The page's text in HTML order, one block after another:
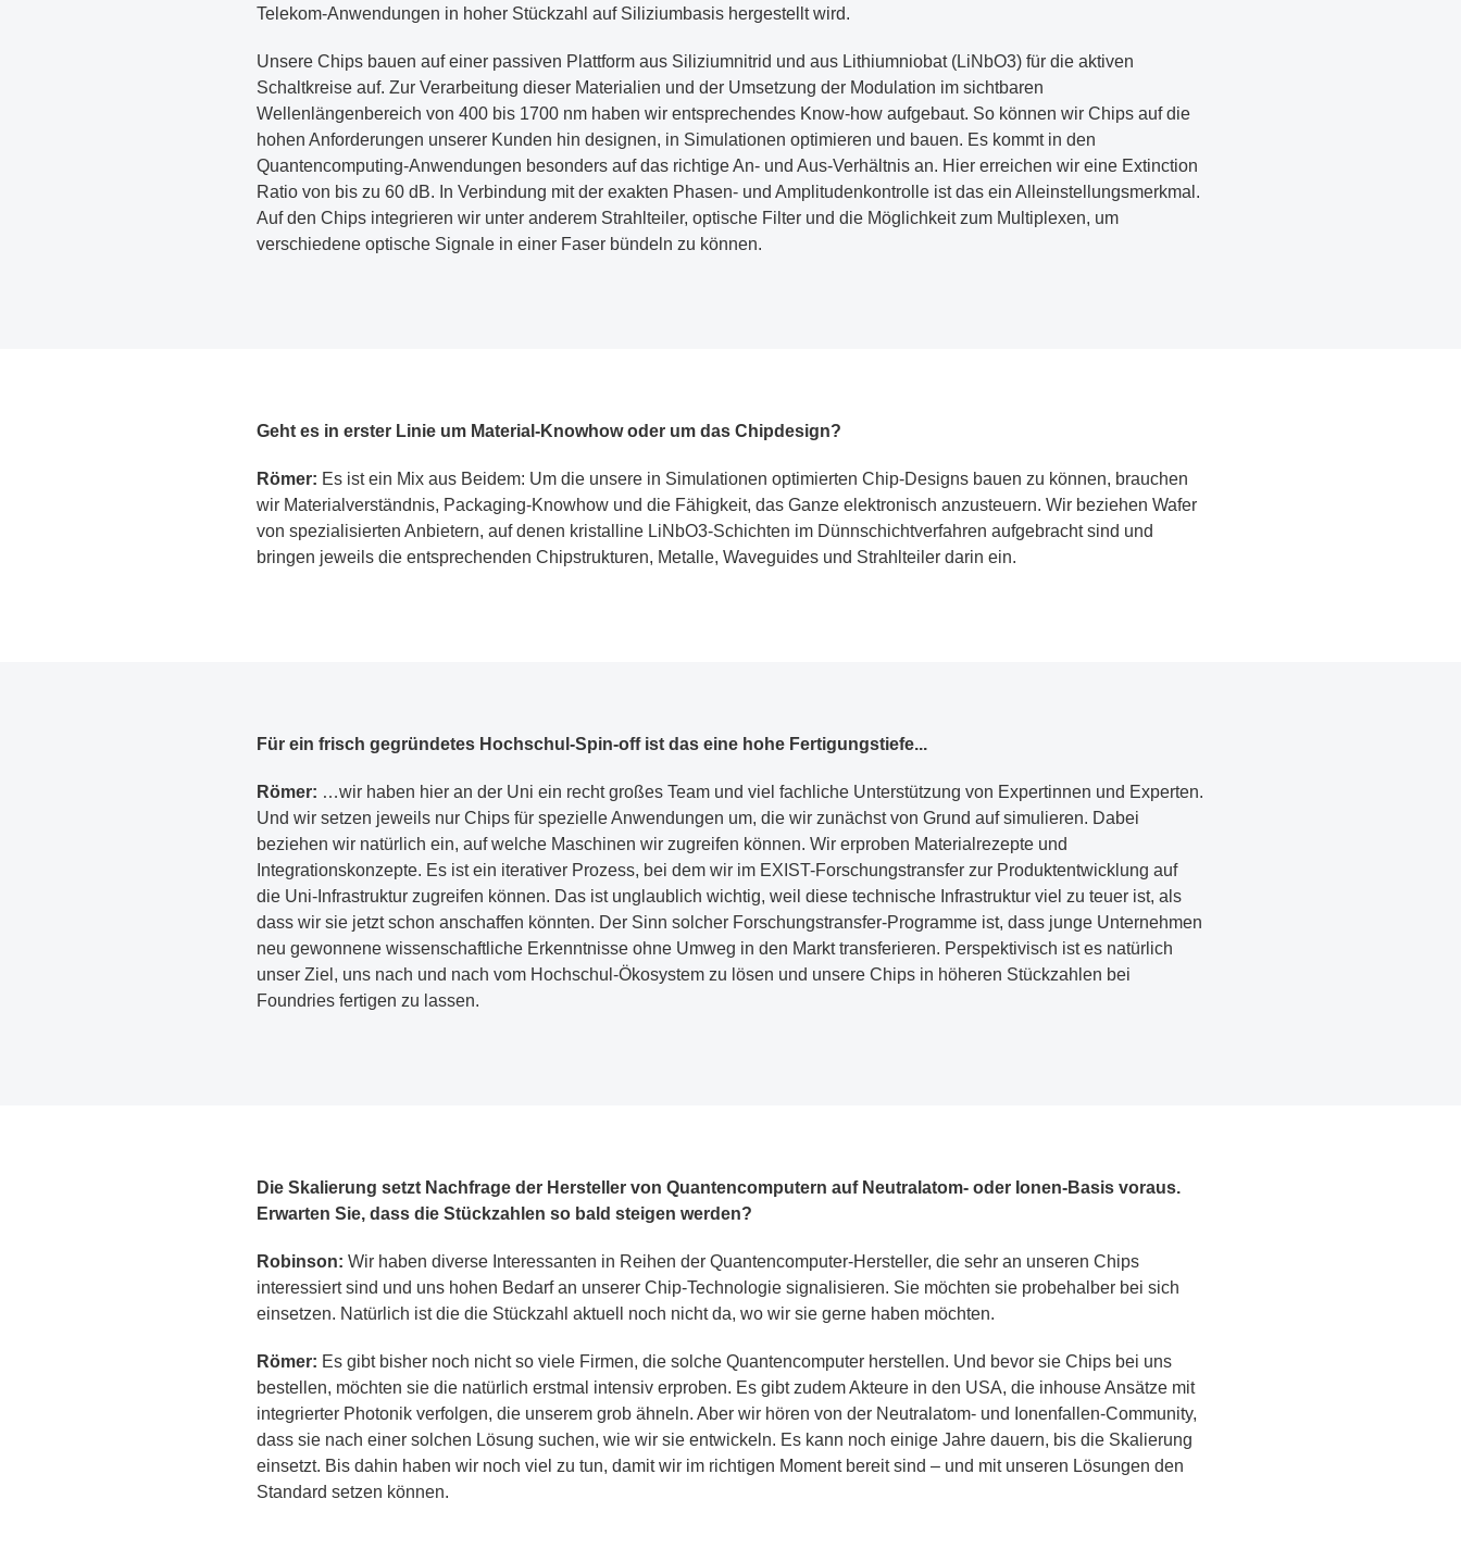
Telekom-Anwendungen in hoher Stückzahl auf Siliziumbasis hergestellt wird.
Unsere Chips bauen auf einer passiven Plattform aus Siliziumnitrid und aus Lithiumniobat (LiNbO3) für die aktiven
Schaltkreise auf. Zur Verarbeitung dieser Materialien und der Umsetzung der Modulation im sichtbaren
Wellenlängenbereich von 400 bis 1700 nm haben wir entsprechendes Know-how aufgebaut. So können wir Chips auf die
hohen Anforderungen unserer Kunden hin designen, in Simulationen optimieren und bauen. Es kommt in den
Quantencomputing-Anwendungen besonders auf das richtige An- und Aus-Verhältnis an. Hier erreichen wir eine Extinction
Ratio von bis zu 60 dB. In Verbindung mit der exakten Phasen- und Amplitudenkontrolle ist das ein Alleinstellungsmerkmal.
Auf den Chips integrieren wir unter anderem Strahlteiler, optische Filter und die Möglichkeit zum Multiplexen, um
verschiedene optische Signale in einer Faser bündeln zu können.
Geht es in erster Linie um Material-Knowhow oder um das Chipdesign?
Römer: Es ist ein Mix aus Beidem: Um die unsere in Simulationen optimierten Chip-Designs bauen zu können, brauchen
wir Materialverständnis, Packaging-Knowhow und die Fähigkeit, das Ganze elektronisch anzusteuern. Wir beziehen Wafer
von spezialisierten Anbietern, auf denen kristalline LiNbO3-Schichten im Dünnschichtverfahren aufgebracht sind und
bringen jeweils die entsprechenden Chipstrukturen, Metalle, Waveguides und Strahlteiler darin ein.
Für ein frisch gegründetes Hochschul-Spin-off ist das eine hohe Fertigungstiefe...
Römer: …wir haben hier an der Uni ein recht großes Team und viel fachliche Unterstützung von Expertinnen und Experten.
Und wir setzen jeweils nur Chips für spezielle Anwendungen um, die wir zunächst von Grund auf simulieren. Dabei
beziehen wir natürlich ein, auf welche Maschinen wir zugreifen können. Wir erproben Materialrezepte und
Integrationskonzepte. Es ist ein iterativer Prozess, bei dem wir im EXIST-Forschungstransfer zur Produktentwicklung auf
die Uni-Infrastruktur zugreifen können. Das ist unglaublich wichtig, weil diese technische Infrastruktur viel zu teuer ist, als
dass wir sie jetzt schon anschaffen könnten. Der Sinn solcher Forschungstransfer-Programme ist, dass junge Unternehmen
neu gewonnene wissenschaftliche Erkenntnisse ohne Umweg in den Markt transferieren. Perspektivisch ist es natürlich
unser Ziel, uns nach und nach vom Hochschul-Ökosystem zu lösen und unsere Chips in höheren Stückzahlen bei
Foundries fertigen zu lassen.
Die Skalierung setzt Nachfrage der Hersteller von Quantencomputern auf Neutralatom- oder Ionen-Basis voraus.
Erwarten Sie, dass die Stückzahlen so bald steigen werden?
Robinson: Wir haben diverse Interessanten in Reihen der Quantencomputer-Hersteller, die sehr an unseren Chips
interessiert sind und uns hohen Bedarf an unserer Chip-Technologie signalisieren. Sie möchten sie probehalber bei sich
einsetzen. Natürlich ist die die Stückzahl aktuell noch nicht da, wo wir sie gerne haben möchten.
Römer: Es gibt bisher noch nicht so viele Firmen, die solche Quantencomputer herstellen. Und bevor sie Chips bei uns
bestellen, möchten sie die natürlich erstmal intensiv erproben. Es gibt zudem Akteure in den USA, die inhouse Ansätze mit
integrierter Photonik verfolgen, die unserem grob ähneln. Aber wir hören von der Neutralatom- und Ionenfallen-Community,
dass sie nach einer solchen Lösung suchen, wie wir sie entwickeln. Es kann noch einige Jahre dauern, bis die Skalierung
einsetzt. Bis dahin haben wir noch viel zu tun, damit wir im richtigen Moment bereit sind – und mit unseren Lösungen den
Standard setzen können.